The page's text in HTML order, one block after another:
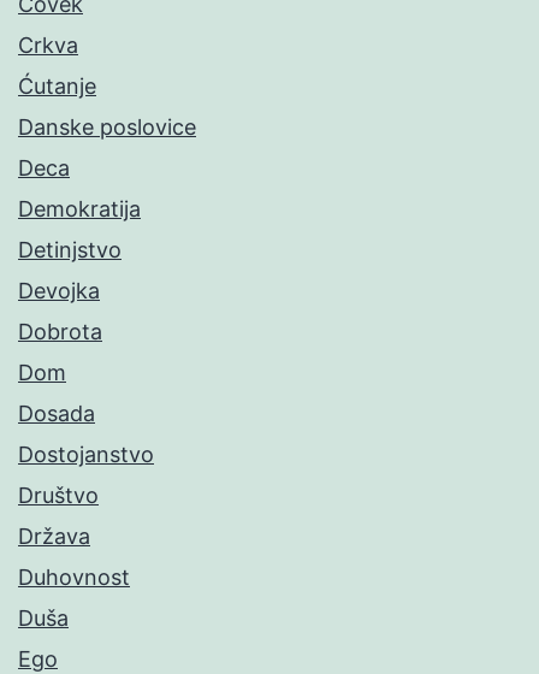
Crkva
Ćutanje
Danske poslovice
Deca
Demokratija
Detinjstvo
Devojka
Dobrota
Dom
Dosada
Dostojanstvo
Društvo
Država
Duhovnost
Duša
Ego